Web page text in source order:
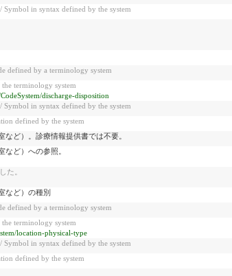
in syntax defined by the system
defined by a terminology system
terminology system
discharge-disposition
in syntax defined by the system
defined by the system
ど）。診療情報提供書では不要。
ど）への参照。
た。
など）の種別
defined by a terminology system
terminology system
location-physical-type
in syntax defined by the system
defined by the system